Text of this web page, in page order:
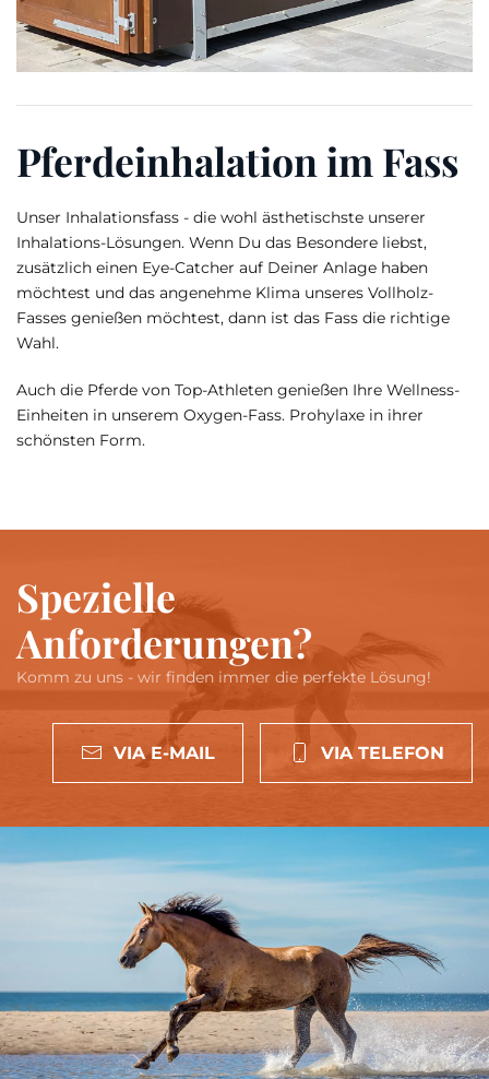
Pferdeinhalation im Fass
Unser Inhalationsfass - die wohl ästhetischste unserer
Inhalations-Lösungen. Wenn Du das Besondere liebst,
zusätzlich einen Eye-Catcher auf Deiner Anlage haben
möchtest und das angenehme Klima unseres Vollholz-
Fasses genießen möchtest, dann ist das Fass die richtige
Wahl.
Auch die Pferde von Top-Athleten genießen Ihre Wellness-
Einheiten in unserem Oxygen-Fass. Prohylaxe in ihrer
schönsten Form.
Spezielle
Anforderungen?
Komm zu uns - wir finden immer die perfekte Lösung!
VIA E-MAIL VIA TELEFON